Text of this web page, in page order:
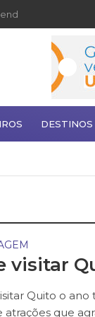
DESTINOS
visitar
Quito o
atrações que